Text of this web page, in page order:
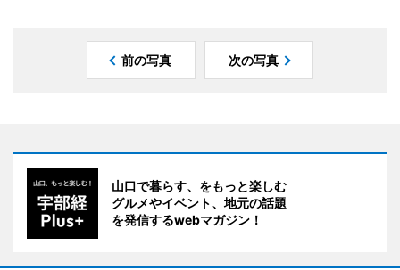
前の写真 次の写真
山口で暮らす、をもっと楽しむ
グルメやイベント、地元の話題
を発信するwebマガジン！